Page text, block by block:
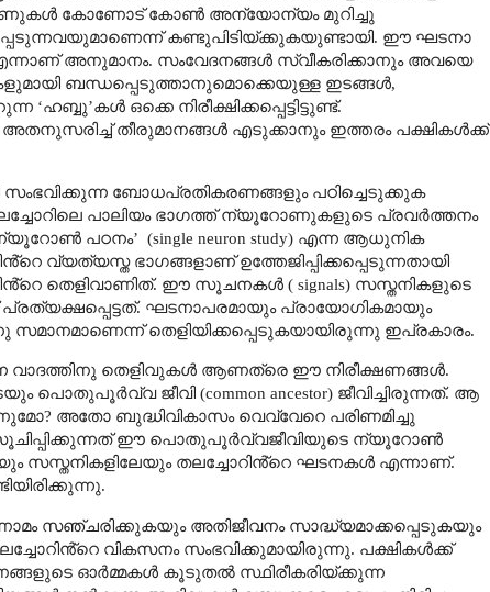
കോണോട് കോൺ അന്യോന്യം മുറിച്ചു
കണ്ടുപിടിയ്ക്കുകയുണ്ടായി. ഈ ഘടനാ
അനുമാനം. സംവേദനങ്ങൾ സ്വീകരിക്കാനും അവയെ
ബന്ധപ്പെടുത്താനുമൊക്കെയുള്ള ഇടങ്ങൾ,
‘ഹബ്ബു’കൾ ഒക്കെ നിരീക്ഷിക്കപ്പെട്ടിട്ടുണ്ട്.
അതനുസരിച്ച് തീരുമാനങ്ങൾ എടുക്കാനും ഇത്തരം പക്ഷികൾക്ക്
സംഭവിക്കുന്ന ബോധപ്രതികരണങ്ങളും പഠിച്ചെടുക്കുക
പാലിയം ഭാഗത്ത് ന്യൂറോണുകളുടെ പ്രവർത്തനം
പഠനം’ (single neuron study) എന്ന ആധുനിക
വ്യത്യസ്ത ഭാഗങ്ങളാണ് ഉത്തേജിപ്പിക്കപ്പെടുന്നതായി
തെളിവാണിത്. ഈ സൂചനകൾ ( signals) സസ്തനികളുടെ
ഘടനാപരമായും പ്രായോഗികമായും
തെളിയിക്കപ്പെടുകയായിരുന്നു ഇപ്രകാരം.
വാദത്തിനു തെളിവുകൾ ആണത്രെ ഈ നിരീക്ഷണങ്ങൾ.
പൊതുപൂർവ്വ ജീവി (common ancestor) ജീവിച്ചിരുന്നത്. ആ
? അതോ ബുദ്ധിവികാസം വെവ്വേറെ പരിണമിച്ചു
സൂചിപ്പിക്കുന്നത് ഈ പൊതുപൂർവ്വജീവിയുടെ ന്യൂറോൺ
സസ്തനികളിലേയും തലച്ചോറിൻ്റെ ഘടനകൾ എന്നാണ്.
സഞ്ചരിക്കുകയും അതിജീവനം സാദ്ധ്യമാക്കപ്പെടുകയും
വികസനം സംഭവിക്കുമായിരുന്നു. പക്ഷികൾക്ക്
ഓർമ്മകൾ കൂടുതൽ സ്ഥിരീകരിയ്ക്കുന്ന